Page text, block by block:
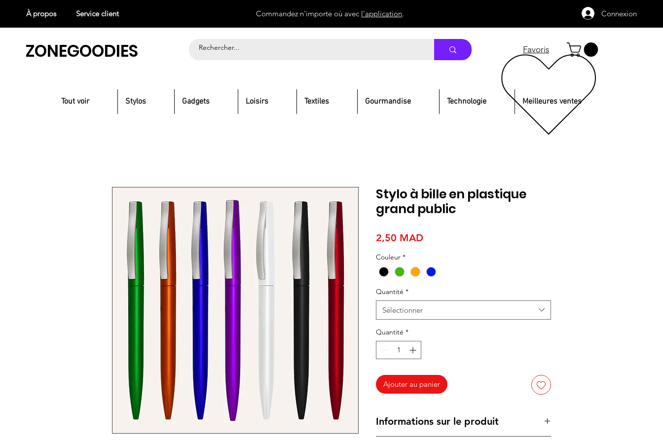
À propos Service client Commandez n'importe où avec l'application. Connexion
ZONEGOODIES Favoris
Tout voir Stylos Gadgets Loisirs Textiles Gourmandise Technologie Meilleures ventes
Stylo à bille en plastique
grand public
2,50 MADPrix
Couleur *
Quantité *
Sélectionner
Quantité *
Ajouter au panier
Informations sur le produit